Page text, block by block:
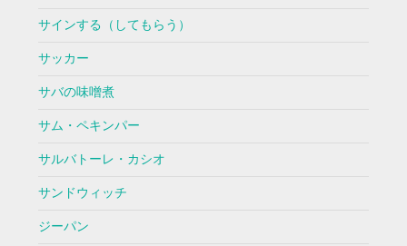
サインする（してもらう）
サッカー
サバの味噌煮
サム・ペキンパー
サルバトーレ・カシオ
サンドウィッチ
ジーパン